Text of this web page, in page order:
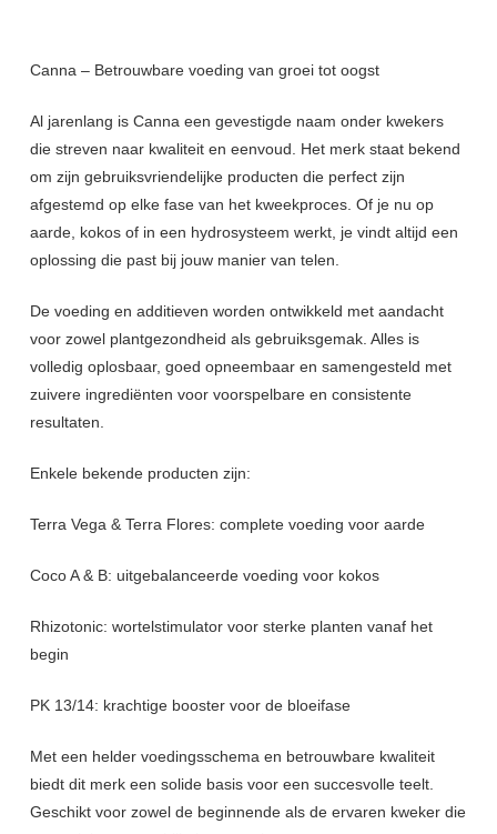
Canna – Betrouwbare voeding van groei tot oogst
Al jarenlang is Canna een gevestigde naam onder kwekers
die streven naar kwaliteit en eenvoud. Het merk staat bekend
om zijn gebruiksvriendelijke producten die perfect zijn
afgestemd op elke fase van het kweekproces. Of je nu op
aarde, kokos of in een hydrosysteem werkt, je vindt altijd een
oplossing die past bij jouw manier van telen.
De voeding en additieven worden ontwikkeld met aandacht
voor zowel plantgezondheid als gebruiksgemak. Alles is
volledig oplosbaar, goed opneembaar en samengesteld met
zuivere ingrediënten voor voorspelbare en consistente
resultaten.
Enkele bekende producten zijn:
Terra Vega & Terra Flores: complete voeding voor aarde
Coco A & B: uitgebalanceerde voeding voor kokos
Rhizotonic: wortelstimulator voor sterke planten vanaf het
begin
PK 13/14: krachtige booster voor de bloeifase
Met een helder voedingsschema en betrouwbare kwaliteit
biedt dit merk een solide basis voor een succesvolle teelt.
Geschikt voor zowel de beginnende als de ervaren kweker die